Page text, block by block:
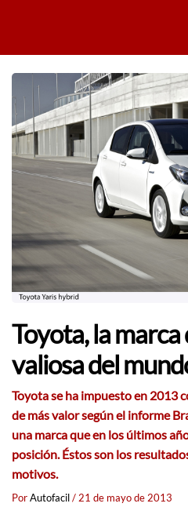
Toyota, la marca
valiosa del
Toyotase ha impuesto en 2013
de más valor según el informe
una marca que en los últimos
posición. Éstos son los
motivos.
PorAutofacil/ 21 de mayo de 2013